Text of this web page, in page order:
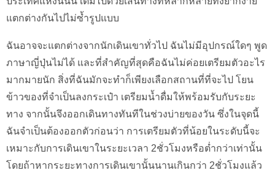
แตกต่างกันไปไม่ซ้ำรูปแบบ
ฉันอาจจะแตกต่างจากนักเดินเขาทั่วไป ฉันไม่มีอุปกรณ์ใดๆ พูด
ภาษาญี่ปุ่นไม่ได้ และที่สำคัญที่สุดคือฉันไม่ค่อยเตรียมตัวอะไร
มากมายนัก สิ่งที่ฉันมักจะทำก็เพียงเลือกสถานที่ที่จะไป โยน
ข้าวของที่จำเป็นลงกระเป๋า เตรียมน้ำดื่มให้พร้อมรับกับระยะ
ทาง จากนั้นจึงออกเดินทางทันทีในช่วงบ่ายของวัน ซึ่งในจุดนี้
ฉันจำเป็นต้องออกตัวก่อนว่า การเตรียมตัวที่น้อยในระดับนี้จะ
เหมาะกับการเดินเขาในระยะเวลา 2ชั่วโมงหรือต่ำกว่าเท่านั้น
โดยถ้าหากระยะทางการเดินเขานั้นนานเกินกว่า 2ชั่วโมงแล้ว